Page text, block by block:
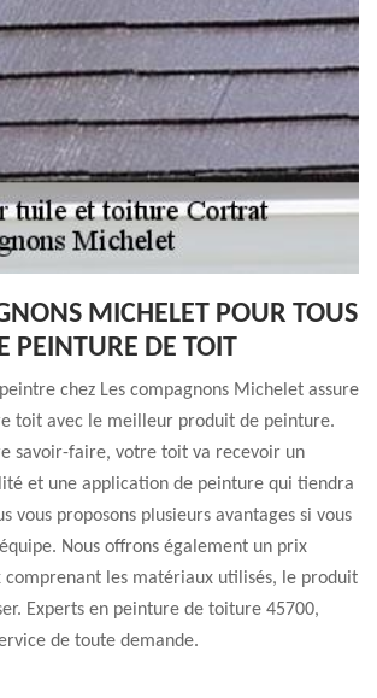
MICHELET POUR TOUS
PEINTURE DE TOIT
chez Les compagnons Michelet assure
toit avec le meilleur produit de peinture.
savoir-faire, votre toit va recevoir un
et une application de peinture qui tiendra
vous proposons plusieurs avantages si vous
Nous offrons également un prix
comprenant les matériaux utilisés, le produit
Experts en peinture de toiture 45700,
de toute demande.